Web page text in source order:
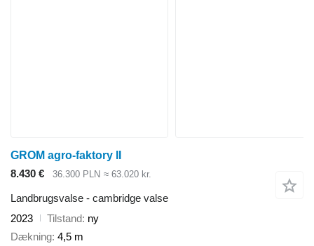
GROM agro-faktory II
8.430 €
36.300 PLN ≈ 63.020 kr.
Landbrugsvalse - cambridge valse
2023
Tilstand ny
Dækning 4,5 m